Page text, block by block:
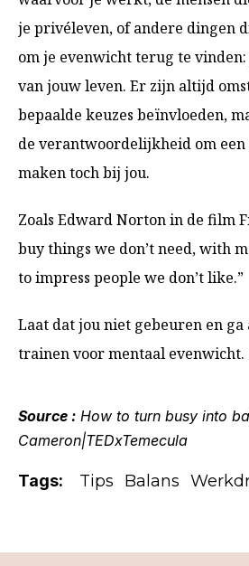
je privéleven, of andere dingen
om je evenwicht terug te
van jouw leven. Er zijn altijd
bepaalde keuzes beïnvloeden,
de verantwoordelijkheid om
maken toch bij jou.
Zoals Edward Norton in de film
buy things we don’t need, with
to impress people we don’t like.”
Laat dat jou niet gebeuren en ga
trainen voor mentaal evenwicht.
Source : How to turn busy into
Cameron|TEDxTemecula
Tags: Tips Balans